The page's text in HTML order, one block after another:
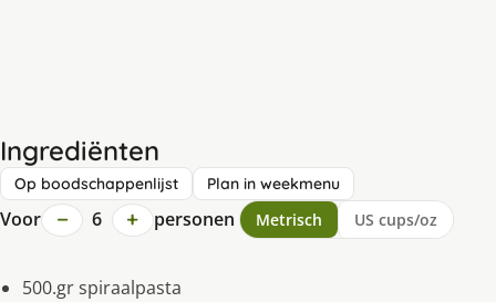
Ingrediënten
Op boodschappenlijst Plan in weekmenu
Voor − 6 + personen Metrisch US cups/oz
500.gr spiraalpasta